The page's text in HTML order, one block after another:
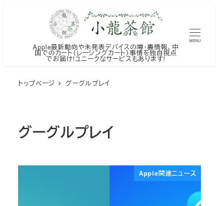
Apple最新動向や未発表デバイスの噂・裏情報、中
国でのカート（レーシングカート）事情を独自視点
でお届け!ユニークなサービスもあります!
MENU
トップページ グーグルプレイ
グーグルプレイ
Apple関連ニュース